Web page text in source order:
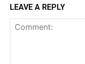
LEAVE A REPLY